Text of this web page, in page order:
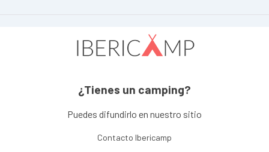
¿Tienes un camping?
Puedes difundirlo en nuestro sitio
Contacto Ibericamp